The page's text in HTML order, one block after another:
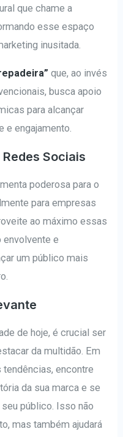
que chame a
esse espaço
inusitada.
que, ao invés
busca apoio
para alcançar
e engajamento.
Sociais
poderosa para o
para empresas
ao máximo essas
envolvente e
um público mais
de hoje, é crucial ser
da multidão. Em
encontre
da sua marca e se
público. Isso não
mas também ajudará